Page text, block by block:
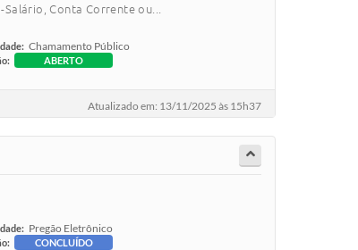
Conta Corrente ou...
Chamamento Público
ABERTO
Atualizado em: 13/11/2025 às 15h37
Pregão Eletrônico
CONCLUÍDO